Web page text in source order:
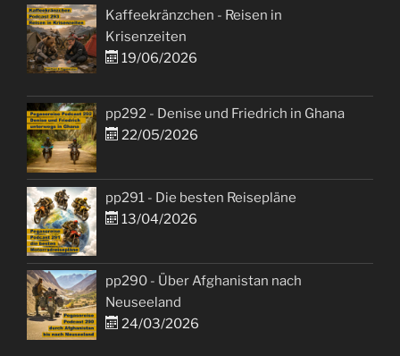
Kaffeekränzchen - Reisen in
Krisenzeiten
19/06/2026
pp292 - Denise und Friedrich in Ghana
22/05/2026
pp291 - Die besten Reisepläne
13/04/2026
pp290 - Über Afghanistan nach
Neuseeland
24/03/2026